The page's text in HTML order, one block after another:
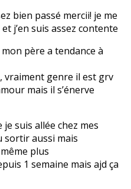
bien passé mercii! je me
j’en suis assez contente
père a tendance à
vraiment genre il est grv
mais il s’énerve
suis allée chez mes
sortir aussi mais
plus
1 semaine mais ajd ça